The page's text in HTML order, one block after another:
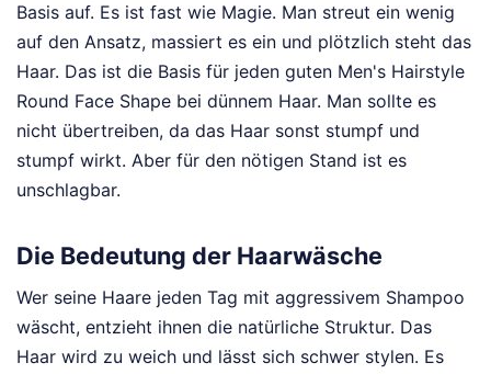
Basis auf. Es ist fast wie Magie. Man streut ein wenig
auf den Ansatz, massiert es ein und plötzlich steht das
Haar. Das ist die Basis für jeden guten Men's Hairstyle
Round Face Shape bei dünnem Haar. Man sollte es
nicht übertreiben, da das Haar sonst stumpf und
stumpf wirkt. Aber für den nötigen Stand ist es
unschlagbar.
Die Bedeutung der Haarwäsche
Wer seine Haare jeden Tag mit aggressivem Shampoo
wäscht, entzieht ihnen die natürliche Struktur. Das
Haar wird zu weich und lässt sich schwer stylen. Es